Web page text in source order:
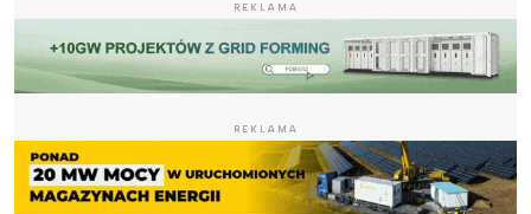
REKLAMA
REKLAMA